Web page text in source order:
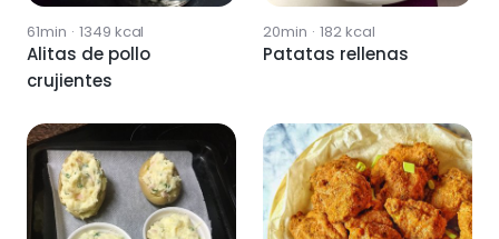
61min · 1349 kcal
Alitas de pollo
crujientes
20min · 182kcal
Patatas rellenas